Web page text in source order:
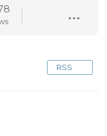
RSS